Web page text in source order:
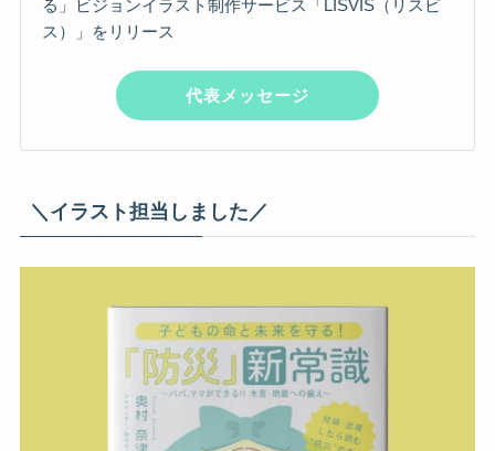
る」ビジョンイラスト制作サービス「LISVIS（リスビ
ス）」をリリース
代表メッセージ
＼イラスト担当しました／